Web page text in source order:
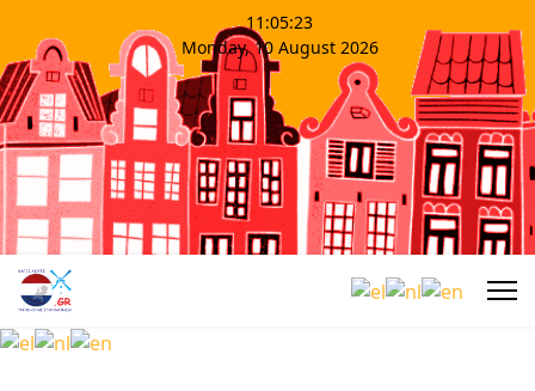
11:05:23
Monday, 10 August 2026